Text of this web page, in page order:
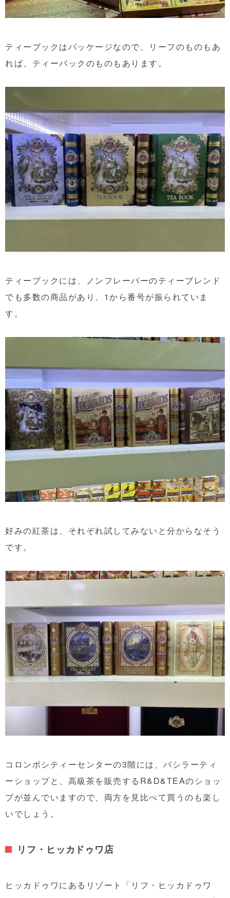
ティーブックはパッケージなので、リーフのものもあ
れば、ティーバックのものもあります。
ティーブックには、ノンフレーバーのティーブレンド
でも多数の商品があり、1から番号が振られていま
す。
好みの紅茶は、それぞれ試してみないと分からなそう
です。
コロンボシティーセンターの3階には、バシラーティ
ーショップと、高級茶を販売するR&D&TEAのショッ
プが並んでいますので、両方を見比べて買うのも楽し
いでしょう。
リフ・ヒッカドゥワ店
ヒッカドゥワにあるリゾート「リフ・ヒッカドゥワ